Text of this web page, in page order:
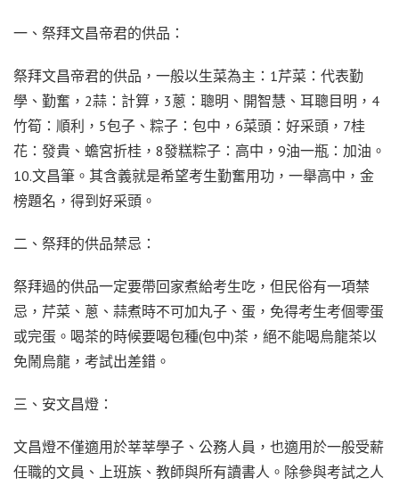
一、祭拜文昌帝君的供品：
祭拜文昌帝君的供品，一般以生菜為主：1芹菜：代表勤
學、勤奮，2蒜：計算，3蔥：聰明、開智慧、耳聰目明，4
竹筍：順利，5包子、粽子：包中，6菜頭：好采頭，7桂
花：發貴、蟾宮折桂，8發糕粽子：高中，9油一瓶：加油。
10.文昌筆。其含義就是希望考生勤奮用功，一舉高中，金
榜題名，得到好采頭。
二、祭拜的供品禁忌：
祭拜過的供品一定要帶回家煮給考生吃，但民俗有一項禁
忌，芹菜、蔥、蒜煮時不可加丸子、蛋，免得考生考個零蛋
或完蛋。喝茶的時候要喝包種(包中)茶，絕不能喝烏龍茶以
免鬧烏龍，考試出差錯。
三、安文昌燈：
文昌燈不僅適用於莘莘學子、公務人員，也適用於一般受薪
任職的文員、上班族、教師與所有讀書人。除參與考試之人